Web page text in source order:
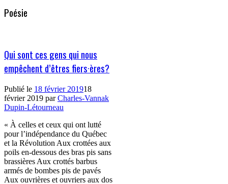
Poésie
Qui sont ces gens qui nous
empêchent d’êtres fiers·ères?
Publié le 18 février 201918
février 2019 parCharles-Vannak
Dupin-Létourneau
« À celles et ceux qui ont lutté
pour l’indépendance du Québec
et la Révolution Aux crottées aux
poils en-dessous des bras pis sans
brassières Aux crottés barbus
armés de bombes pis de pavés
Aux ouvrières et ouvriers aux dos